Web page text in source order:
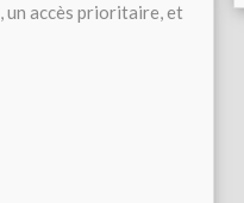
, un accès prioritaire, et